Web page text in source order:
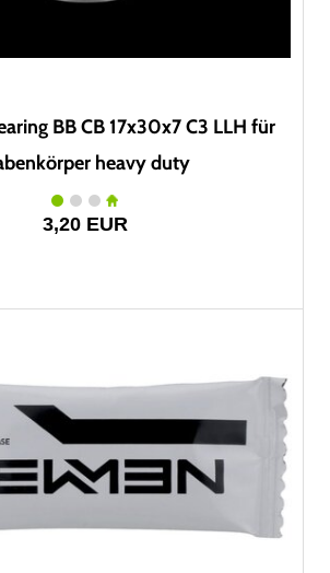
BB CB 17x30x7 C3 LLH für
heavy duty
3,20 EUR